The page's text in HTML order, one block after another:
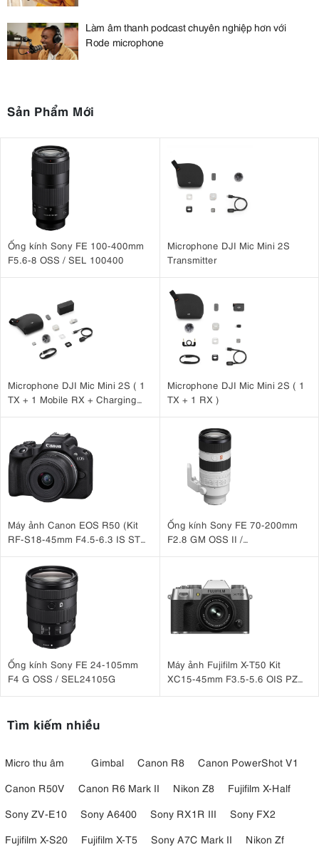
Làm âm thanh podcast chuyên nghiệp hơn với
Rode microphone
Sản Phẩm Mới
Ống kính Sony FE 100-400mm
F5.6-8 OSS / SEL 100400
Microphone DJI Mic Mini 2S
Transmitter
Microphone DJI Mic Mini 2S ( 1
TX + 1 Mobile RX + Charging
Microphone DJI Mic Mini 2S ( 1
TX + 1 RX )
Máy ảnh Canon EOS R50 (Kit
RF-S18-45mm F4.5-6.3 IS STM
Ống kính Sony FE 70-200mm
F2.8 GM OSS II /
Ống kính Sony FE 24-105mm
F4 G OSS / SEL24105G
Máy ảnh Fujifilm X-T50 Kit
XC15-45mm F3.5-5.6 OIS PZ
Tìm kiếm nhiều
Micro thu âm Gimbal Canon R8
Canon PowerShot V1
Canon R50V
Canon R6 Mark II Nikon Z8
Fujifilm X-Half
Sony ZV-E10
Sony A6400 Sony RX1R III
Sony FX2
Fujifilm X-S20
Fujifilm X-T5 Sony A7C Mark II
Nikon Zf